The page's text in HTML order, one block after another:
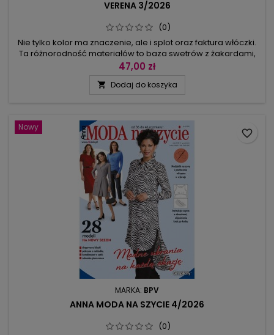
VERENA 3/2026
(0)
Nie tylko kolor ma znaczenie, ale i splot oraz faktura włóczki.
Ta różnorodność materiałów to baza swetrów z żakardami,
kardiganów długich i krótkich, luźnych golfów z warkoczami.
beżu i fiolecie), zygzaki i kratka (dla odmiany w zieleni i
47,00 zł
 Dodaj do koszyka
Nowy
MARKA: BPV
ANNA MODA NA SZYCIE 4/2026
(0)
favorite_border